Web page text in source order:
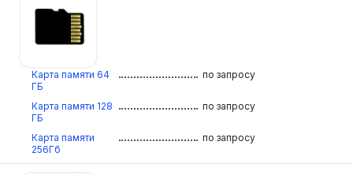
Карта памяти 64
ГБ
по запросу
Карта памяти 128
ГБ
по запросу
Карта памяти
256Гб
по запросу